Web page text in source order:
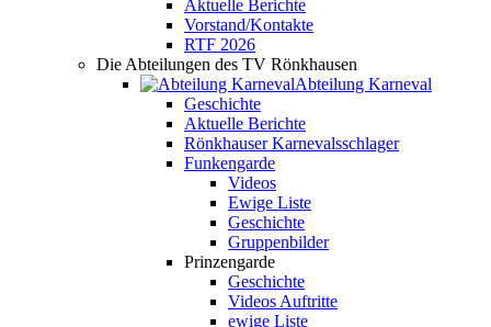
Aktuelle Berichte
Vorstand/Kontakte
RTF 2026
Die Abteilungen des TV Rönkhausen
Abteilung Karneval
Geschichte
Aktuelle Berichte
Rönkhauser Karnevalsschlager
Funkengarde
Videos
Ewige Liste
Geschichte
Gruppenbilder
Prinzengarde
Geschichte
Videos Auftritte
ewige Liste